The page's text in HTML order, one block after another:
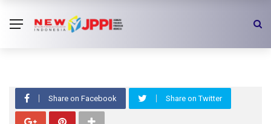
Global Action Week 2017 : STOP
SCHOOL VIOLENCE
Share on Facebook Share on Twitter